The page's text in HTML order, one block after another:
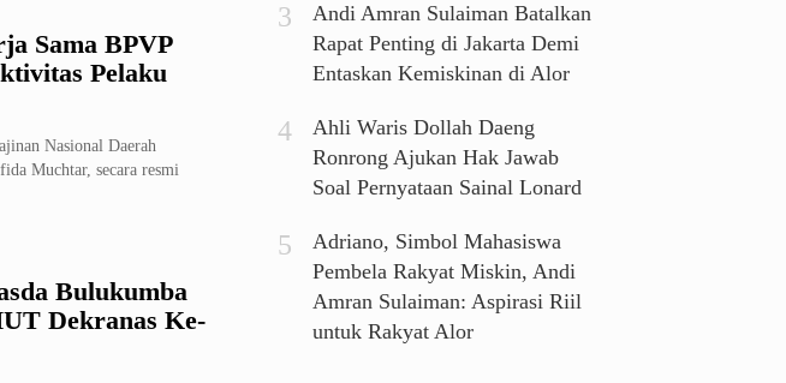
Sama BPVP
Pelaku
Nasional Daerah
Muchtar, secara resmi
Bulukumba
Dekranas Ke-
Andi Amran Sulaiman Batalkan
Rapat Penting di Jakarta Demi
Entaskan Kemiskinan di Alor
Ahli Waris Dollah Daeng
Ronrong Ajukan Hak Jawab
Soal Pernyataan Sainal Lonard
Adriano, Simbol Mahasiswa
Pembela Rakyat Miskin, Andi
Amran Sulaiman: Aspirasi Riil
untuk Rakyat Alor